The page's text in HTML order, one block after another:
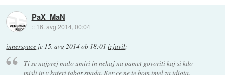
PaX_MaN
:: 16. avg 2014, 00:04
innerspace je 15. avg 2014 ob 18:01 izjavil:
Ti se najprej malo umiri in nehaj na pamet govoriti kaj si kdo
misli in v kateri tabor spada. Ker ce ne te bom imel za idiota.